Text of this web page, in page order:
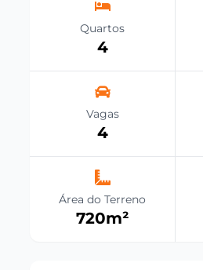
Quartos
4
Vagas
4
Área do Terreno
720m²